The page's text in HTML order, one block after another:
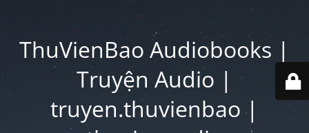
ThuVienBao Audiobooks |
Truyện Audio |
truyen.thuvienbao |